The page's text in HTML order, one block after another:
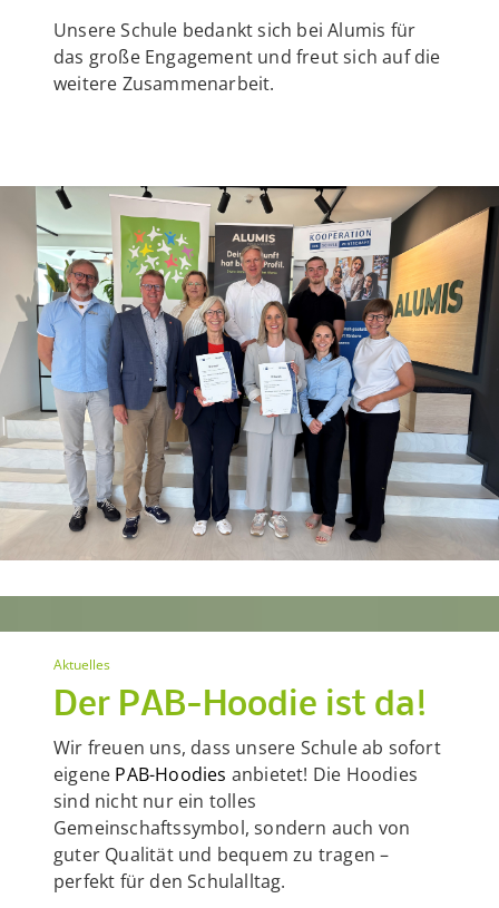
Unsere Schule bedankt sich bei Alumis für
das große Engagement und freut sich auf die
weitere Zusammenarbeit.
Aktuelles
Der PAB-Hoodie ist da!
Wir freuen uns, dass unsere Schule ab sofort
eigene PAB-Hoodies anbietet! Die Hoodies
sind nicht nur ein tolles
Gemeinschaftssymbol, sondern auch von
guter Qualität und bequem zu tragen –
perfekt für den Schulalltag.